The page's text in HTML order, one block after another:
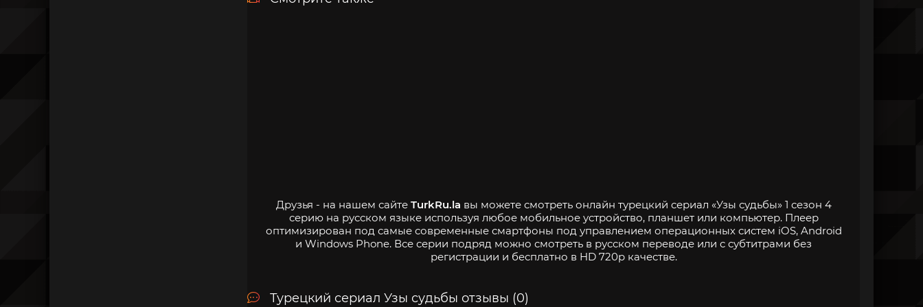
Друзья - на нашем сайте TurkRu.la вы можете смотреть онлайн турецкий сериал «Узы судьбы» 1 сезон 4
серию на русском языке используя любое мобильное устройство, планшет или компьютер. Плеер
оптимизирован под самые современные смартфоны под управлением операционных систем iOS, Android
и Windows Phone. Все серии подряд можно смотреть в русском переводе или с субтитрами без
регистрации и бесплатно в HD 720p качестве.
Турецкий сериал Узы судьбы отзывы (0)